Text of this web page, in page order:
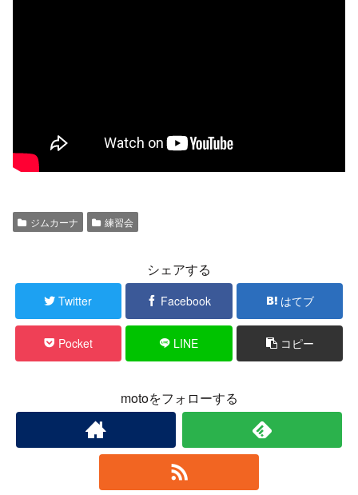
ジムカーナ 練習会
シェアする
Twitter Facebook はてブ
Pocket LINE コピー
motoをフォローする